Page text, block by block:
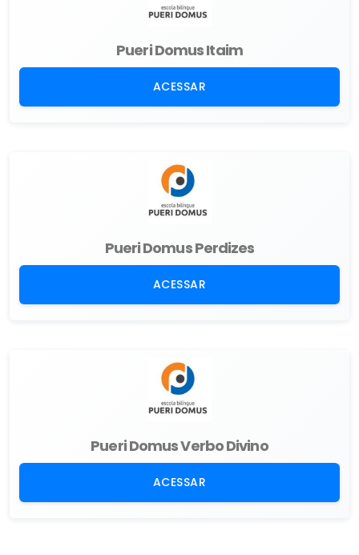
Pueri Domus Itaim
ACESSAR
Pueri Domus Perdizes
ACESSAR
Pueri Domus Verbo Divino
ACESSAR